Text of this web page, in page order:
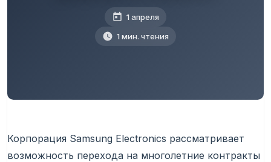
1 апреля
1 мин. чтения
Корпорация Samsung Electronics рассматривает
возможность перехода на многолетние контракты